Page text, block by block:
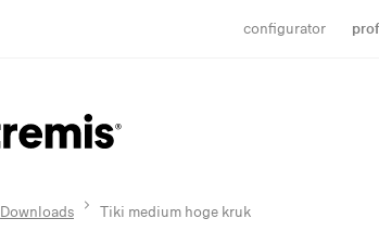
configurator
Downloads Tiki medium hoge kruk